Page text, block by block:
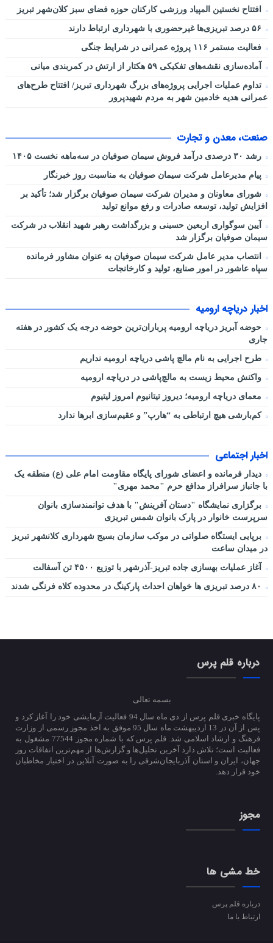
افتتاح نخستین المپیاد ورزشی کارکنان حوزه فضای سبز کلان‌شهر تبریز
فعالیت مستمر ۱۱۶ پروژه عمرانی در شرایط جنگی
آماده‌سازی نقشه‌های تفکیکی ۵۹ هکتار از ارتش در کمربندی میانی
تداوم عملیات اجرایی پروژه‌های بزرگ شهرداری تبریز/ افتتاح طرح‌های
عمرانی هدیه خادمین شهر به مردم شهیدپرور
صنعت، معدن و تجارت
رشد ۳۰ درصدی درآمد فروش سیمان صوفیان در سه‌ماهه نخست ۱۴۰۵
پیام مدیرعامل شرکت سیمان صوفیان به مناسبت روز خبرنگار
شورای معاونان و مدیران شرکت سیمان صوفیان برگزار شد؛ تأکید بر
افزایش تولید، توسعه صادرات و رفع موانع تولید
آیین سوگواری اربعین حسینی و بزرگداشت رهبر شهید انقلاب در شرکت
سیمان صوفیان برگزار شد
انتصاب مدیر عامل شرکت سیمان صوفیان به عنوان مشاور فرمانده
سپاه عاشور در امور صنایع، تولید و کارخانجات
اخبار دریاچه ارومیه
حوضه آبریز دریاچه ارومیه پرباران‌ترین حوضه‌ درجه یک کشور در هفته
جاری
طرح اجرایی به نام مالچ پاشی دریاچه ارومیه نداریم
واکنش محیط زیست به مالچ‌پاشی در دریاچه ارومیه
معمای دریاچه ارومیه؛ دیروز تیتانیوم امروز لیتیوم
کم‌بارشی هیچ ارتباطی به “هارپ” و عقیم‌سازی ابرها ندارد
اخبار اجتماعی
دیدار فرمانده و اعضای شورای پایگاه مقاومت امام علی (ع) منطقه یک
با جانباز سرافراز مدافع حرم "محمد مهری"
برگزاری نمایشگاه "دستان آفرینش" با هدف توانمندسازی بانوان
سرپرست خانوار در پارک بانوان شمس تبریزی
برپایی ایستگاه صلواتی در موکب سازمان بسیج شهرداری کلانشهر تبریز
در میدان ساعت
آغاز عملیات بهسازی جاده تبریز-آذرشهر با توزیع ۴۵۰۰ تن آسفالت
درباره قلم پرس
بسمه تعالی
پایگاه خبری قلم پرس از دی ماه سال 94 فعالیت آزمایشی خود را آغاز کرد و
پس از آن در 13 اردیبهشت ماه سال 95 موفق به اخذ مجوز رسمی از وزارت
فرهنگ و ارشاد اسلامی شد. قلم پرس که با شماره مجوز 77544 مشغول به
فعالیت است؛ تلاش دارد آخرین تحلیل‌ها و گزارش‌ها از مهم‌ترین اتفاقات روز
جهان، ایران و استان آذربایجان‌شرقی را به صورت آنلاین در اختیار مخاطبان
خود قرار دهد.
مجوز
خط مشی ها
درباره قلم پرس
ارتباط با ما